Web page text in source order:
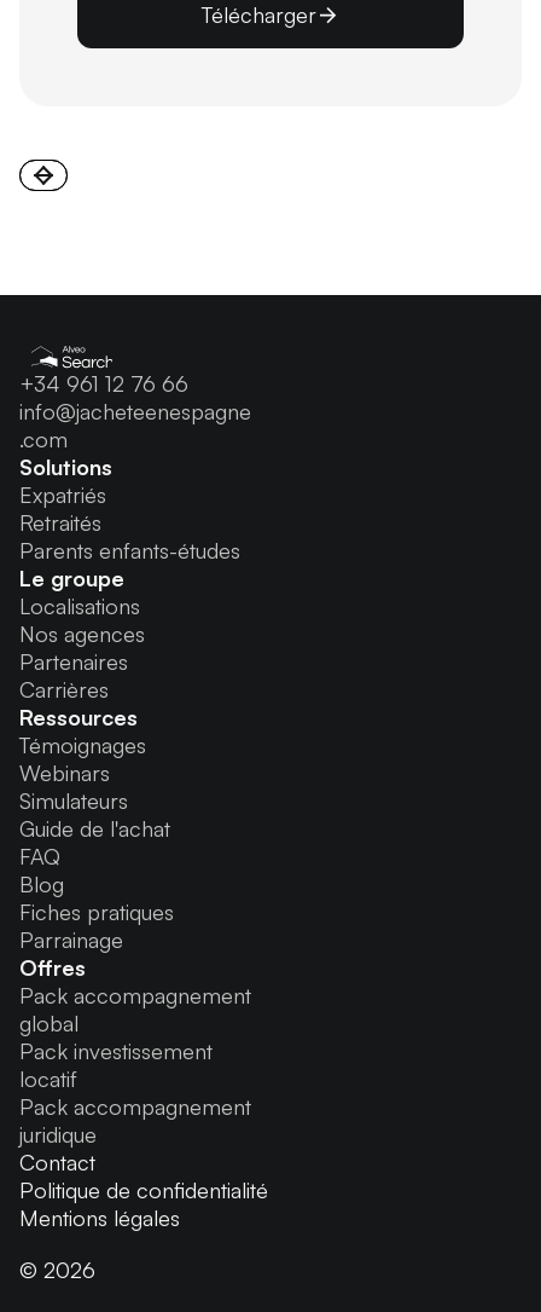
Télécharger
+34 961 12 76 66
info@jacheteenespagne
.com
Solutions
Expatriés
Retraités
Parents enfants-études
Le groupe
Localisations
Nos agences
Partenaires
Carrières
Ressources
Témoignages
Webinars
Simulateurs
Guide de l'achat
FAQ
Blog
Fiches pratiques
Parrainage
Offres
Pack accompagnement
global
Pack investissement
locatif
Pack accompagnement
juridique
© 2026
Contact
Politique de confidentialité
Mentions légales